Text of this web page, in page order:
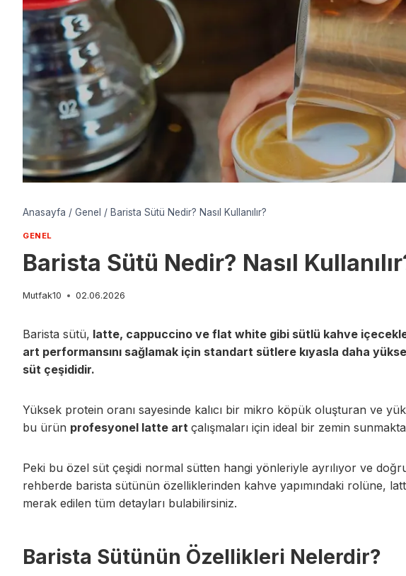
Anasayfa / Genel / Barista Sütü Nedir? Nasıl Kullanılır?
GENEL
Barista Sütü Nedir? Nasıl
Mutfak10 02.06.2026
Barista sütü, latte, cappuccino ve flat white gibi sütlü kahve
art performansını sağlamak için standart sütlere kıyasla daha
süt çeşididir.
Yüksek protein oranı sayesinde kalıcı bir mikro köpük oluşturan ve
bu ürün profesyonel latte art çalışmaları için ideal bir zemin
Peki bu özel süt çeşidi normal sütten hangi yönleriyle ayrılıyor ve
rehberde barista sütünün özelliklerinden kahve yapımındaki rolüne,
merak edilen tüm detayları bulabilirsiniz.
Barista Sütünün Özellikleri Nelerdir?